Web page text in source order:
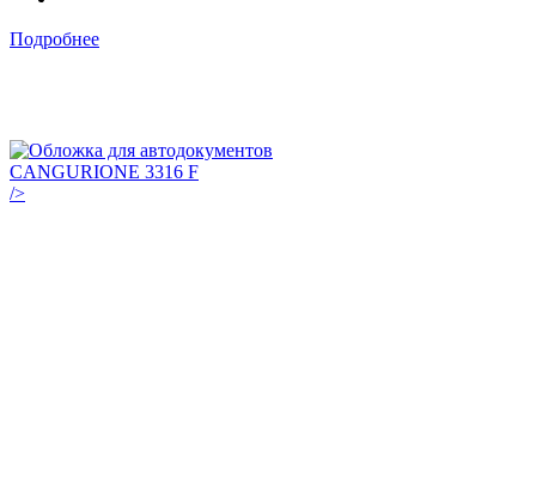
Подробнее
/>